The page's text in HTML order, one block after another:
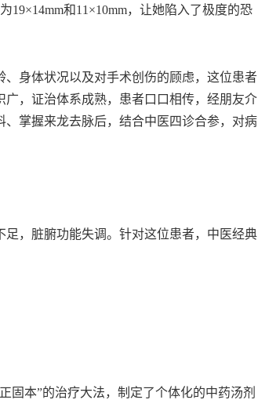
和11×10mm，让她陷入了极度的恐
身体状况以及对手术创伤的顾虑，这位患者
，证治体系成熟，患者口口相传，经朋友介
掌握来龙去脉后，结合中医四诊合参，对病
，脏腑功能失调。针对这位患者，中医经典
本”的治疗大法，制定了个体化的中药汤剂